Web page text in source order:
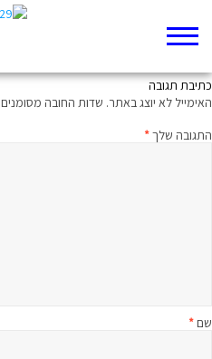
כתיבת תגובה
האימייל לא יוצג באתר. שדות החובה מסומנים
התגובה שלך*
שם*